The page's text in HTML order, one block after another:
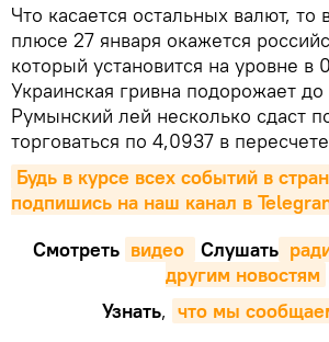
Что касается остальных валют,
плюсе 27 января окажется
который установится на уровне в
Украинская гривна подорожает
Румынский лей несколько сдаст
торговаться по 4,0937 в
Будь в курсе всех событий в
подпишись на наш канал в
Смотреть видео Cлушать
другим новостям
Узнать, что мы